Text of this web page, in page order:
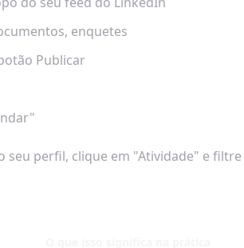
enquetes
Publicar
seu perfil, clique em "Atividade" e